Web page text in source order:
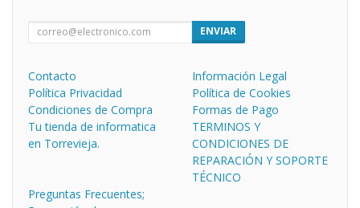
ENVIAR
Contacto
Información Legal
Política Privacidad
Política de Cookies
Condiciones de Compra
Formas de Pago
Tu tienda de informatica
en Torrevieja.
TERMINOS Y
CONDICIONES DE
REPARACIÓN Y SOPORTE
TÉCNICO
Preguntas Frecuentes;